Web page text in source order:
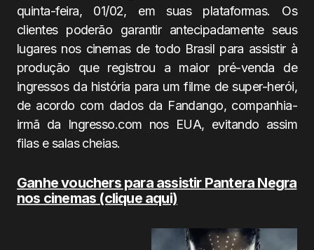
quinta-feira, 01/02, em suas plataformas. Os
clientes poderão garantir antecipadamente seus
lugares nos cinemas de todo Brasil para assistir à
produção que registrou a maior pré-venda de
ingressos da história para um filme de super-herói,
de acordo com dados da Fandango, companhia-
irmã da Ingresso.com nos EUA, evitando assim
filas e salas cheias.
Ganhe vouchers para assistir Pantera Negra
nos cinemas (clique aqui)